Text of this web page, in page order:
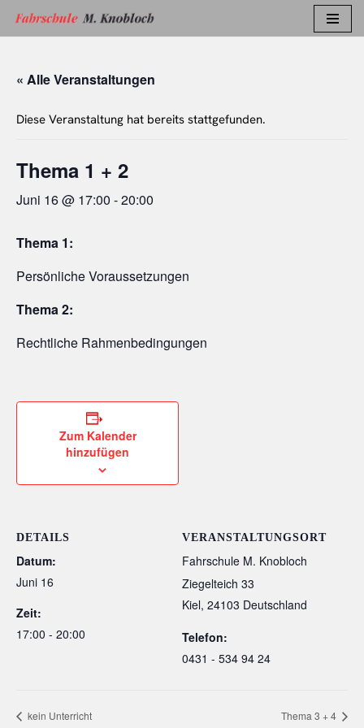
springen
« Alle Veranstaltungen
Diese Veranstaltung hat bereits stattgefunden.
Thema 1 + 2
Juni 16 @ 17:00 -20:00
Thema 1:
Persönliche Voraussetzungen
Thema 2:
Rechtliche Rahmenbedingungen
Zum Kalender
hinzufügen
DETAILS
Datum:
Juni 16
Zeit:
17:00 - 20:00
VERANSTALTUNGSORT
Fahrschule M. Knobloch
Ziegelteich 33
Kiel, 24103 Deutschland
Telefon:
0431 - 534 94 24
kein Unterricht Thema 3 + 4